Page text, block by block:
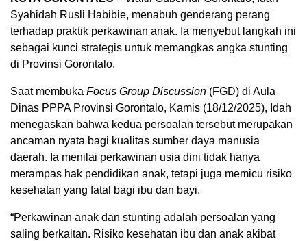
Syahidah Rusli Habibie, menabuh genderang perang
terhadap praktik perkawinan anak. Ia menyebut langkah ini
sebagai kunci strategis untuk memangkas angka stunting
di Provinsi Gorontalo.
Saat membuka Focus Group Discussion (FGD) di Aula
Dinas PPPA Provinsi Gorontalo, Kamis (18/12/2025), Idah
menegaskan bahwa kedua persoalan tersebut merupakan
ancaman nyata bagi kualitas sumber daya manusia
daerah. Ia menilai perkawinan usia dini tidak hanya
merampas hak pendidikan anak, tetapi juga memicu risiko
kesehatan yang fatal bagi ibu dan bayi.
“Perkawinan anak dan stunting adalah persoalan yang
saling berkaitan. Risiko kesehatan ibu dan anak akibat